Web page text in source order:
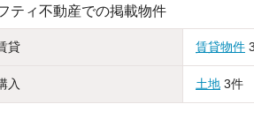
ティ不動産での掲載物件
貸 賃貸物件
入 土地 3件